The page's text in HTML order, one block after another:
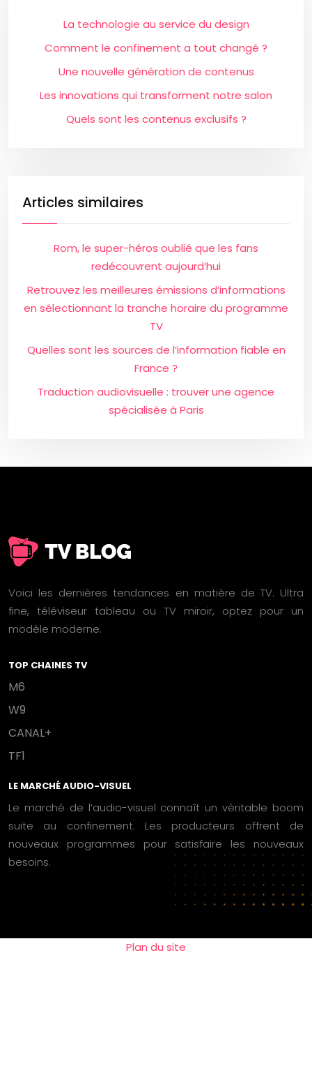
La technologie au service du design
Comment le confinement a tout changé ?
Une nouvelle génération de contenus
Les innovations qui transforment notre salon
Quels sont les contenus exclusifs ?
Articles similaires
Rom, le super-héros oublié que les fans
redécouvrent aujourd’hui
Retrouvez les meilleures émissions d’informations
en sélectionnant la tranche horaire du programme
TV
Quelles sont les sources de l’information fiable en
France ?
Traduction audiovisuelle : trouver une agence
spécialisée à Paris
Voici les dernières tendances en matière de TV. Ultra
fine, téléviseur tableau ou TV miroir, optez pour un
modèle moderne.
TOP CHAINES TV
M6
W9
CANAL+
TF1
LE MARCHÉ AUDIO-VISUEL
Le marché de l’audio-visuel connaît un véritable boom
suite au confinement. Les producteurs offrent de
nouveaux programmes pour satisfaire les nouveaux
besoins.
Plan du site